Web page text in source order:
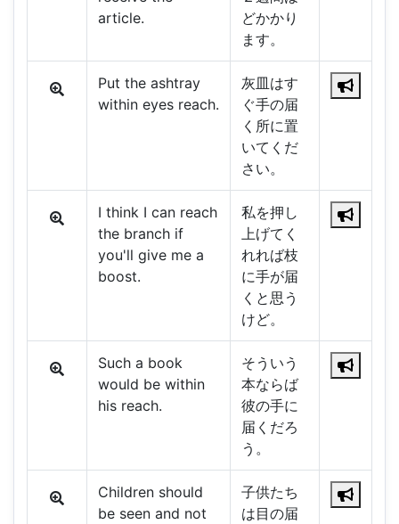
article.
どかかり
ます。
Put the ashtray
within eyes reach.
灰皿はす
ぐ手の届
く所に置
いてくだ
さい。
I think I can reach
the branch if
you'll give me a
boost.
私を押し
上げてく
れれば枝
に手が届
くと思う
けど。
Such a book
would be within
his reach.
そういう
本ならば
彼の手に
届くだろ
う。
Children should
be seen and not
子供たち
は目の届